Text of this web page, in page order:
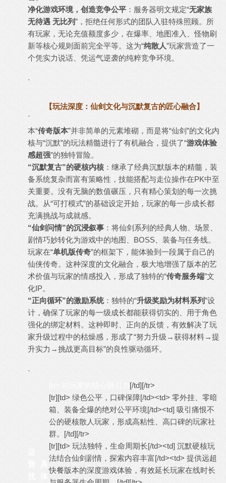
净化游戏环境，创造竞争公平 ：服务器明文规定“无家族
无待遇 无比列”，拒绝任何形式的团队入驻特殊照顾。所
有玩家，无论充值额度多少，在爆率、地图准入、怪物刷
新等核心规则面前完全平等。这为“纯散人”玩家营造了一
个凭实力说话、凭运气逆袭的纯粹竞争环境。
`
【玩法深度：仙剑文化与沉默复古的匠心融合】
`
本“传奇版本”并非简单的元素堆砌，而是将“仙剑”的文化内
核与“沉默”的玩法精髓进行了有机融合，提供了“游戏体验
感超强”的独特冒险。
“沉默复古”的硬核内核：继承了经典沉默版本的精髓，装
备系统复杂而富有策略性，技能搭配与走位操作在PK中至
关重要。没有无脑的数值碾压，只有精心策划的每一次挑
战。从“可打模式”的基础设定开始，玩家的每一步成长都
充满挑战与成就感。
“仙剑问情”的沉浸叙事 ：将仙剑系列的经典人物、场景、
剧情巧妙转化为游戏中的地图、BOSS、装备与任务线。
玩家在“单机版传奇”的框架下，能体验到一段属于自己的
仙侠传奇。这种深度的文化融合，极大地增强了版本的艺
术价值与玩家的情感投入，形成了独特的“传奇服务端”文
化IP。
“正向循环”的激励系统：独特的“升级奖励为材料系列”设
计，确保了玩家的每一级成长都能获得切实的、用于角色
强化的绑定材料。这种即时、正向的反馈，有效解决了玩
家升级过程中的枯燥感，形成了“努力升级→获得材料→提
升实力→挑战更高目标”的良性驱动循环。
`
[/td][/tr>
[tr][td> 绿色公平，口碑保障[/td><td> 零外挂、零暗
箱、装备全爆的绝对公平环境[/td><td] 吸引痛恨不
公的硬核散人玩家，形成高粘性、高口碑的玩家社
群。[/td][/tr>
[tr][td> 玩法独特，生命周期长[/td><td] 沉默硬核玩
法结合仙剑剧情，探索内容丰富[/td><td> 提供远超
快餐版本的深度游戏体验，有效延长玩家在线时长